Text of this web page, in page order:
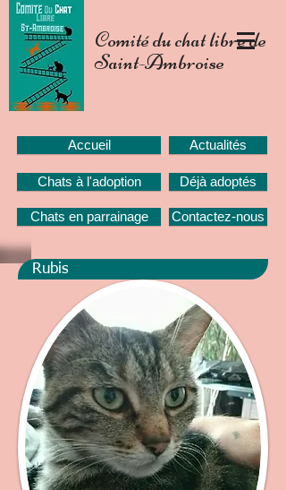
Comité du chat libre de
Saint-Ambroise
Accueil Actualités
Chats à l'adoption
Chats en parrainage
Déjà adoptés
Contactez-nous
Rubis